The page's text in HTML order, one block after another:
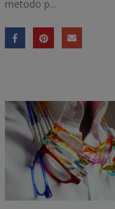
metodo p...